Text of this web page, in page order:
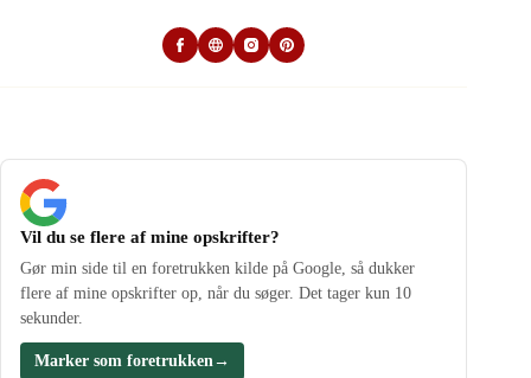
Vil du se flere af mine opskrifter?
Gør min side til en foretrukken kilde på Google, så dukker
flere af mine opskrifter op, når du søger. Det tager kun 10
sekunder.
Marker som foretrukken→